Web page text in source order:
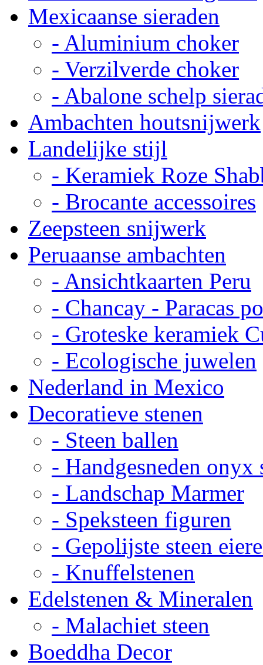
Mexicaanse sieraden
- Aluminium choker
- Verzilverde choker
- Abalone schelp
Ambachten houtsnijwerk
Landelijke stijl
- Keramiek Roze
- Brocante accessoires
Zeepsteen snijwerk
Peruaanse ambachten
- Ansichtkaarten Peru
- Chancay - Paracas
- Groteske keramiek
- Ecologische juwelen
Nederland in Mexico
Decoratieve stenen
- Steen ballen
- Handgesneden onyx
- Landschap Marmer
- Speksteen figuren
- Gepolijste steen
- Knuffelstenen
Edelstenen & Mineralen
- Malachiet steen
Boeddha Decor